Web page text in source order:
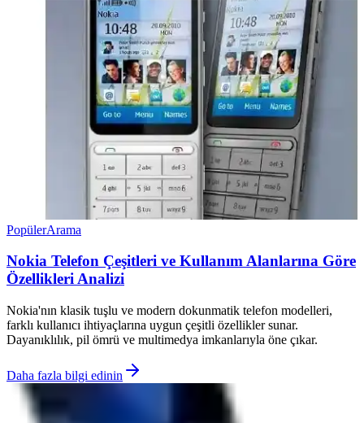
PopülerArama
Nokia Telefon Çeşitleri ve Kullanım Alanlarına Göre
Özellikleri Analizi
Nokia'nın klasik tuşlu ve modern dokunmatik telefon modelleri,
farklı kullanıcı ihtiyaçlarına uygun çeşitli özellikler sunar.
Dayanıklılık, pil ömrü ve multimedya imkanlarıyla öne çıkar.
Daha fazla bilgi edinin